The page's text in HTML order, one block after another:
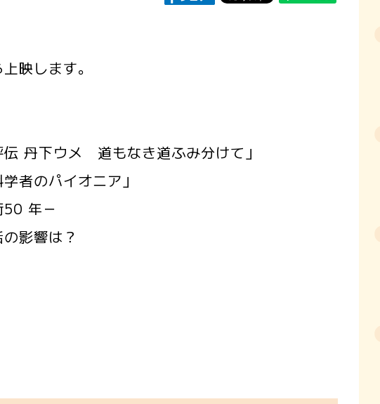
映します。
丹下ウメ 道もなき道ふみ分けて」
者のパイオニア」
年－
影響は？